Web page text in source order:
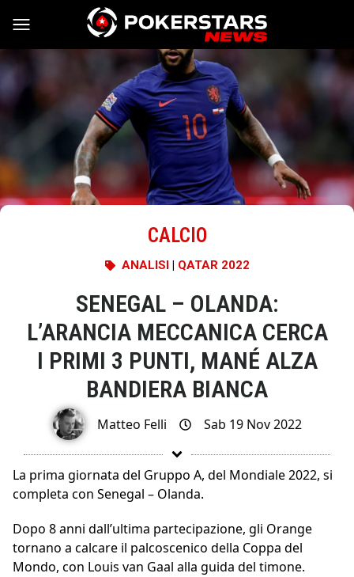
Vai al contenuto
CALCIO
ANALISI| QATAR 2022
SENEGAL – OLANDA:
L’ARANCIA MECCANICA CERCA
I PRIMI 3 PUNTI, MANÉ ALZA
BANDIERA BIANCA
Matteo Felli Sab 19 Nov 2022
La prima giornata del Gruppo A, del Mondiale 2022, si
completa con Senegal – Olanda.
Dopo 8 anni dall’ultima partecipazione, gli Orange
tornano a calcare il palcoscenico della Coppa del
Mondo, con Louis van Gaal alla guida del timone.